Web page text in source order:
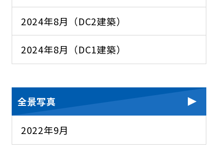
2024年8月（DC2建築）
2024年8月（DC1建築）
全景写真
2022年9月